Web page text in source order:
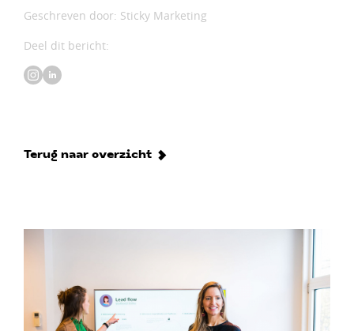
Geschreven door: Sticky Marketing
Deel dit bericht:
Terug naar overzicht